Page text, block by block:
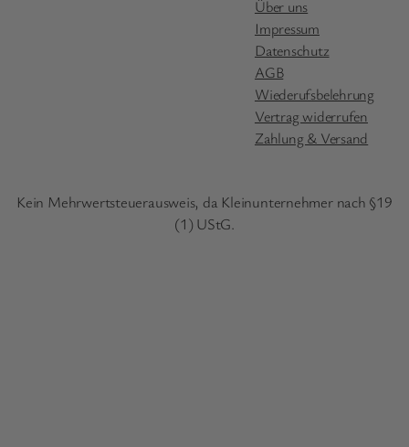
Über uns
Impressum
Datenschutz
AGB
Wiederufsbelehrung
Vertrag widerrufen
Zahlung & Versand
Kein Mehrwertsteuerausweis, da Kleinunternehmer nach §19
(1) UStG.